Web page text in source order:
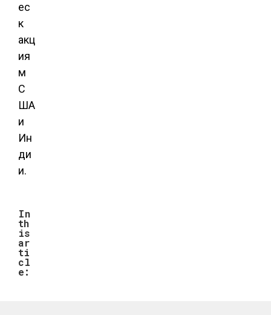
ес
к
акц
ия
м
С
ША
и
Ин
ди
и.
In
th
is
ar
ti
cl
e: